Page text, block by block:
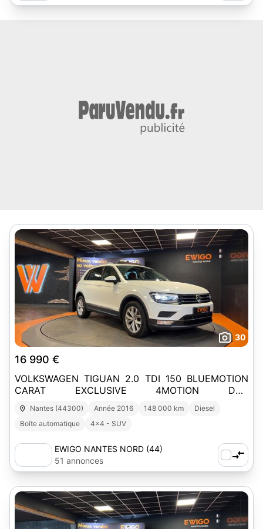
30
16 990 €
VOLKSWAGEN TIGUAN 2.0 TDI 150 BLUEMOTION
CARAT EXCLUSIVE 4MOTION DSG
BVA/CARPLAY/ENTRETIEN OK/CAMERA ARR/TOIT
OUVRANT
Nantes (44300) Année 2016 148 000 km
Diesel
Boîte automatique
4x4 - SUV
EWIGO NANTES NORD (44)
51 annonces